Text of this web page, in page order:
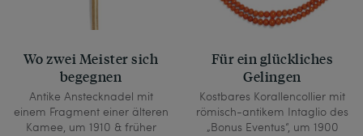
Wo zwei Meister sich
begegnen
Antike Anstecknadel mit
einem Fragment einer älteren
Kamee, um 1910 & früher
Für ein glückliches
Gelingen
Kostbares Korallencollier mit
römisch-antikem Intaglio des
„Bonus Eventus“, um 1900